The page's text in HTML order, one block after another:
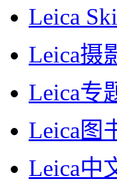
Leica
Leica摄
Leica专
Leica图
Leica中